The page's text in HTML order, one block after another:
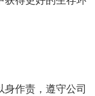
作责，遵守公司